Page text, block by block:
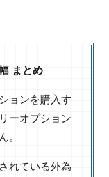
まとめ
ョンを購入す
ーオプション
。
れている外為